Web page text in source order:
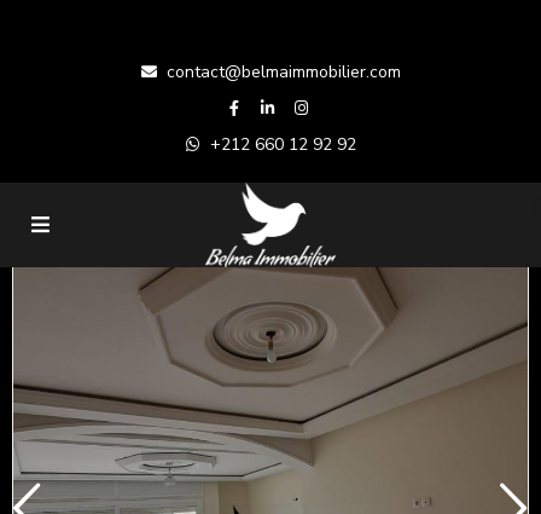
contact@belmaimmobilier.com
+212 660 12 92 92